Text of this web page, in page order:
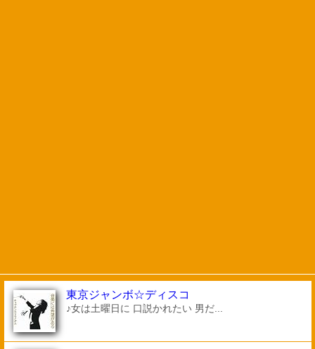
東京ジャンボ☆ディスコ
♪女は土曜日に 口説かれたい 男だ...